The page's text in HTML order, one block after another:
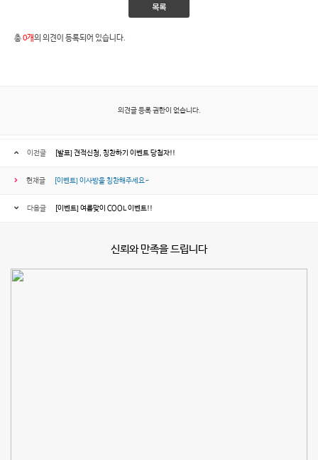
목록
총0개의 의견이 등록되어 있습니다.
의견글 등록 권한이 없습니다.
이전글 [발표] 견적신청, 칭찬하기 이벤트 당첨자!!
현재글 [이벤트] 이사방을 칭찬해주세요~
다음글 [이벤트] 여름맞이 COOL 이벤트!!
신뢰와 만족을 드립니다